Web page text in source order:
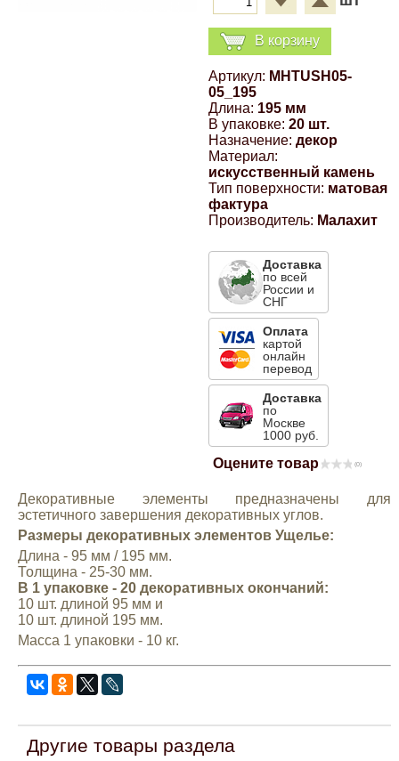
В корзину
Артикул: MHTUSH05-
05_195
Длина: 195 мм
В упаковке: 20 шт.
Назначение: декор
Материал:
искусственный камень
Тип поверхности: матовая
фактура
Производитель: Малахит
Доставка
по всей
России и
СНГ
Оплата
картой
онлайн
перевод
Доставка
по
Москве
1000 руб.
Оцените товар (0)
Декоративные элементы предназначены для
эстетичного завершения декоративных углов.
Размеры декоративных элементов Ущелье:
Длина - 95 мм / 195 мм.
Толщина - 25-30 мм.
В 1 упаковке - 20 декоративных окончаний:
10 шт. длиной 95 мм и
10 шт. длиной 195 мм.
Масса 1 упаковки - 10 кг.
Другие товары раздела
Компрессионные фитинги Poliext
Renault
Suzuki
Toyota
Volkswagen
УАЗ
Эмали универсальные акриловые
Магнитные панели на холодильник